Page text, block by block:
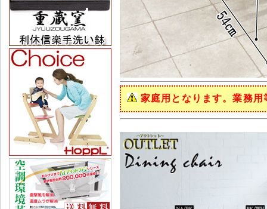
家庭用となります。業務